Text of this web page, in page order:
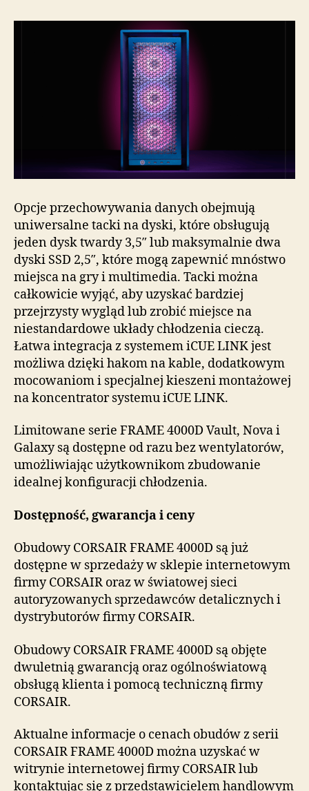
Opcje przechowywania danych obejmują
uniwersalne tacki na dyski, które obsługują
jeden dysk twardy 3,5″ lub maksymalnie dwa
dyski SSD 2,5″, które mogą zapewnić mnóstwo
miejsca na gry i multimedia. Tacki można
całkowicie wyjąć, aby uzyskać bardziej
przejrzysty wygląd lub zrobić miejsce na
niestandardowe układy chłodzenia cieczą.
Łatwa integracja z systemem iCUE LINK jest
możliwa dzięki hakom na kable, dodatkowym
mocowaniom i specjalnej kieszeni montażowej
na koncentrator systemu iCUE LINK.
Limitowane serie FRAME 4000D Vault, Nova i
Galaxy są dostępne od razu bez wentylatorów,
umożliwiając użytkownikom zbudowanie
idealnej konfiguracji chłodzenia.
Dostępność, gwarancja i ceny
Obudowy CORSAIR FRAME 4000D są już
dostępne w sprzedaży w sklepie internetowym
firmy CORSAIR oraz w światowej sieci
autoryzowanych sprzedawców detalicznych i
dystrybutorów firmy CORSAIR.
Obudowy CORSAIR FRAME 4000D są objęte
dwuletnią gwarancją oraz ogólnoświatową
obsługą klienta i pomocą techniczną firmy
CORSAIR.
Aktualne informacje o cenach obudów z serii
CORSAIR FRAME 4000D można uzyskać w
witrynie internetowej firmy CORSAIR lub
kontaktując się z przedstawicielem handlowym